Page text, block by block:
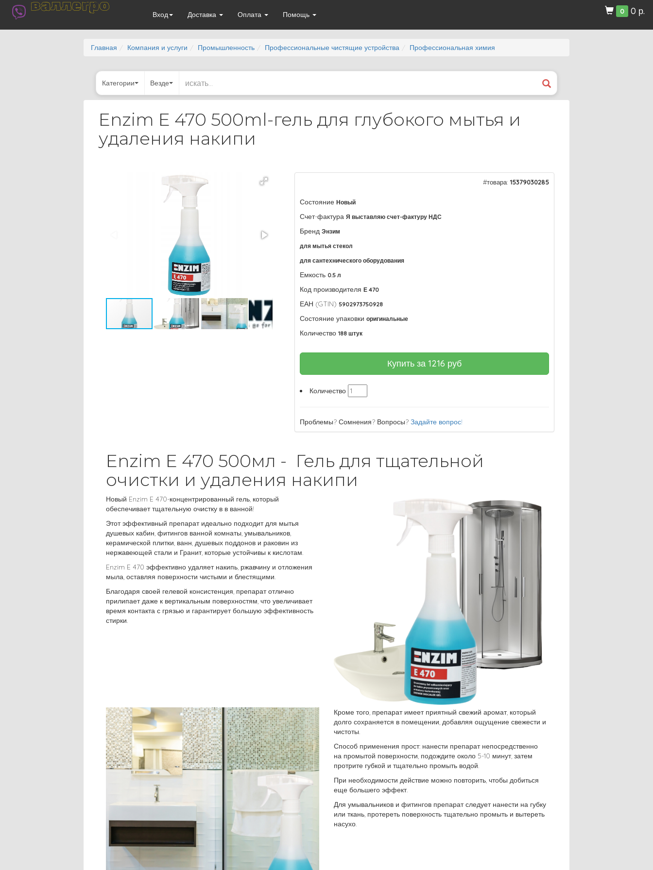
валлегро
Вход Доставка Оплата Помощь 0 0 р.
Главная Компания и услуги Промышленность Профессиональные чистящие устройства Профессиональная химия
Категории Везде
Enzim E 470 500ml-гель для глубокого мытья и
удаления накипи
#товара: 15379030285
Состояние Новый
Счет-фактура Я выставляю счет-фактуру НДС
Бренд Энзим
для мытья стекол
для сантехнического оборудования
Емкость 0.5 л
Код производителя Е 470
ЕАН (GTIN) 5902973750928
Состояние упаковки оригинальные
Количество 188 штук
Купить за1216 руб
Количество
Проблемы? Сомнения? Вопросы?Задайте вопрос!
Enzim E 470 500мл - Гель для тщательной
очистки и удаления накипи
Новый Enzim E 470-концентрированный гель, который
обеспечивает тщательную очистку в в ванной!
Этот эффективный препарат идеально подходит для мытья
душевых кабин, фитингов ванной комнаты, умывальников,
керамической плитки, ванн, душевых поддонов и раковин из
нержавеющей стали и Гранит, которые устойчивы к кислотам.
Enzim E 470 эффективно удаляет накипь, ржавчину и отложения
мыла, оставляя поверхности чистыми и блестящими.
Благодаря своей гелевой консистенция, препарат отлично
прилипает даже к вертикальным поверхностям, что увеличивает
время контакта с грязью и гарантирует большую эффективность
стирки.
Кроме того, препарат имеет приятный свежий аромат, который
долго сохраняется в помещении, добавляя ощущение свежести и
чистоты.
Способ применения прост: нанести препарат непосредственно
на промытой поверхности, подождите около 5-10 минут, затем
протрите губкой и тщательно промыть водой.
При необходимости действие можно повторить, чтобы добиться
еще большего эффект.
Для умывальников и фитингов препарат следует нанести на губку
или ткань, протереть поверхность тщательно промыть и вытереть
насухо.